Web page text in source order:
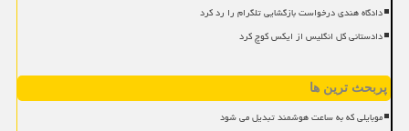
دادگاه هندی درخواست بازگشایی تلگرام را رد کرد
دادستانی کل انگلیس از ایکس کوچ کرد
پربحث ترین ها
موبایلی که به ساعت هوشمند تبدیل می شود